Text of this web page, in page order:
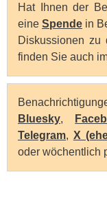
Hat Ihnen der
eine Spende in
Diskussionen zu
finden Sie auch
Bluesky,
Telegram, X
oder wöchentlich